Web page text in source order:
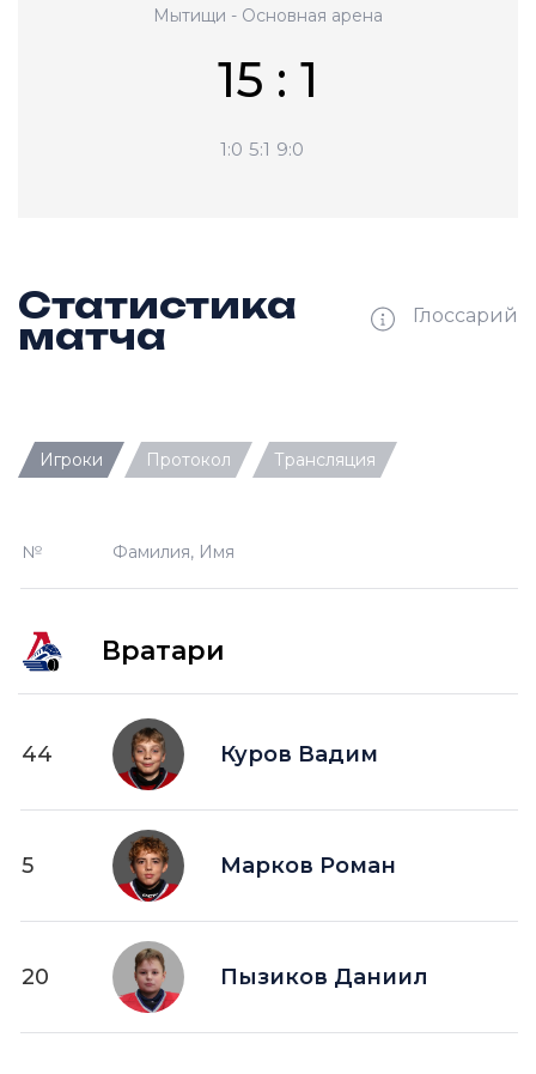
Мытищи - Основная арена
15 : 1
1:0 5:1 9:0
Статистика
матча Глоссарий
П — кол-во передач
игрока на площадке
-2 —
игроков на площад
шайба забитая в большинстве на одного
игрока на площадке
+2 — шайба забитая в большинстве на двух
шайба забитая в пустые ворота
Игроки Протокол Трансляция
№ Фамилия, Имя
Вратари
44 Куров Вадим
5 Марков Роман
20 Пызиков Даниил